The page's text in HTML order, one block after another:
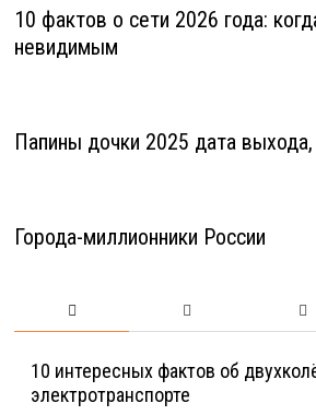
10 фактов о сети 2026 года:
невидимым
Папины дочки 2025 дата
Города-миллионники России
10 интересных фактов об
электротранспорте